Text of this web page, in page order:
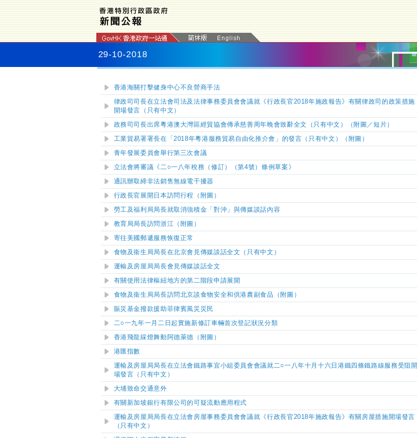
29-10-2018
香港海關打擊健身中心不良營商手法
律政司司長在立法會司法及法律事務委員會會議就《行政長官2018年施政報告》有關律政司的政策措施
開場發言（只有中文）
政務司司長出席粵港澳大灣區經貿協會傳承慈善周年晚會致辭全文（只有中文）（附圖／短片）
工業貿易署署長在「2018年粵港服務貿易自由化推介會」的發言（只有中文）（附圖）
青年發展委員會舉行第三次會議
立法會將審議《二○一八年稅務（修訂）（第4號）條例草案》
通訊辦取締非法銷售無線電干擾器
行政長官展開日本訪問行程（附圖）
勞工及福利局局長就取消強積金「對沖」與傳媒談話內容
教育局局長訪問浙江（附圖）
寄往美國郵遞服務恢復正常
食物及衞生局局長在北京會見傳媒談話全文（只有中文）
運輸及房屋局局長會見傳媒談話全文
有關使用法律樞紐地方的第二階段申請展開
食物及衞生局局長訪問北京談食物安全和供港農副食品（附圖）
​賑災基金撥款援助菲律賓風災災民
二○一九年一月二日起實施新修訂車輛首次登記狀況分類
香港飛龍綵燈舞動阿德萊德（附圖）
港匯指數
運輸及房屋局局長在立法會鐵路事宜小組委員會會議就二○一八年十月十六日港鐵四條鐵路線服務受阻開
場發言（只有中文）
大埔致命交通意外
有關新加坡銀行有限公司的可疑流動應用程式
運輸及房屋局局長在立法會房屋事務委員會會議就《行政長官2018年施政報告》有關房屋措施開場發言
（只有中文）